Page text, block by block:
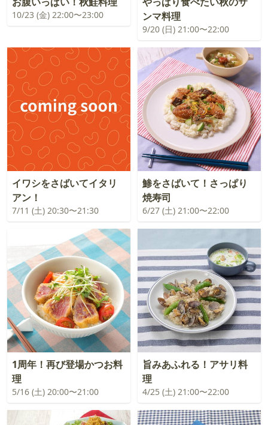
10/23 (金) 22:00〜23:00
ンマ料理
9/20 (日) 21:00〜22:00
イワシをさばいてイタリ
アン！
7/11 (土) 20:30〜21:30
鯵をさばいて！さっぱり
焼寿司
6/27 (土) 21:00〜22:00
1周年！再び登場かつお料
理
5/16 (土) 20:00〜21:00
旨みあふれる！アサリ料
理
4/25 (土) 21:00〜22:00